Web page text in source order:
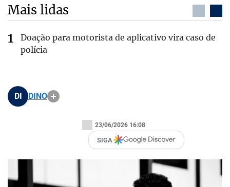
Mais lidas
Doação para motorista de aplicativo vira caso de
polícia
DI DINO
23/06/2026 16:08
SIGA